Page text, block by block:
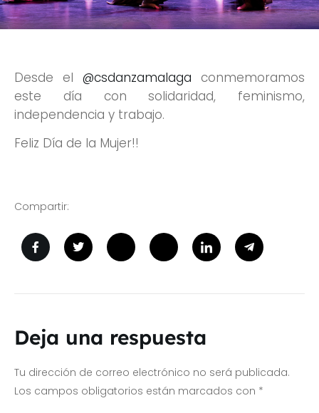
Desde el @csdanzamalaga conmemoramos
este día con solidaridad, feminismo,
independencia y trabajo.
Feliz Día de la Mujer!!
Compartir:
Deja una respuesta
Tu dirección de correo electrónico no será publicada.
Los campos obligatorios están marcados con *